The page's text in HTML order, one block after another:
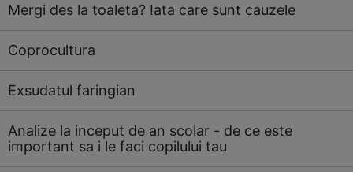
Mergi des la toaleta? Iata care sunt cauzele
Coprocultura
Exsudatul faringian
Analize la inceput de an scolar - de ce este
important sa i le faci copilului tau